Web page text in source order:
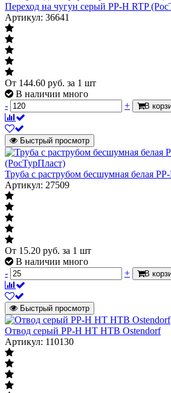
Страна происхождения
Штрих-код на одну ТМЦ
Диаметр, мм
Давление
Исполнение
Артикул
Переход на чугун серый PP-H RTP
Артикул: 36641
От 144.60 руб. за 1 шт
В наличии много
-
+ В
Быстрый просмотр
Труба с раструбом бесшумная белая
Артикул: 27509
От 15.20 руб. за 1 шт
В наличии много
-
+ В
Быстрый просмотр
Отвод серый PP-H HT HTB Ostendorf
Артикул: 110130